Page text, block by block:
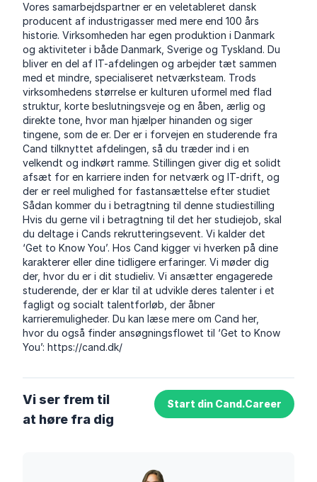
Vores samarbejdspartner er en veletableret dansk
producent af industrigasser med mere end 100 års
historie. Virksomheden har egen produktion i Danmark
og aktiviteter i både Danmark, Sverige og Tyskland. Du
bliver en del af IT-afdelingen og arbejder tæt sammen
med et mindre, specialiseret netværksteam. Trods
virksomhedens størrelse er kulturen uformel med flad
struktur, korte beslutningsveje og en åben, ærlig og
direkte tone, hvor man hjælper hinanden og siger
tingene, som de er. Der er i forvejen en studerende fra
Cand tilknyttet afdelingen, så du træder ind i en
velkendt og indkørt ramme. Stillingen giver dig et solidt
afsæt for en karriere inden for netværk og IT-drift, og
der er reel mulighed for fastansættelse efter studiet
Sådan kommer du i betragtning til denne studiestilling
Hvis du gerne vil i betragtning til det her studiejob, skal
du deltage i Cands rekrutteringsevent. Vi kalder det
‘Get to Know You’. Hos Cand kigger vi hverken på dine
karakterer eller dine tidligere erfaringer. Vi møder dig
der, hvor du er i dit studieliv. Vi ansætter engagerede
studerende, der er klar til at udvikle deres talenter i et
fagligt og socialt talentforløb, der åbner
karrieremuligheder. Du kan læse mere om Cand her,
hvor du også finder ansøgningsflowet til ‘Get to Know
You’:https://cand.dk/
Vi ser frem til
at høre fra dig
Start din Cand.Career